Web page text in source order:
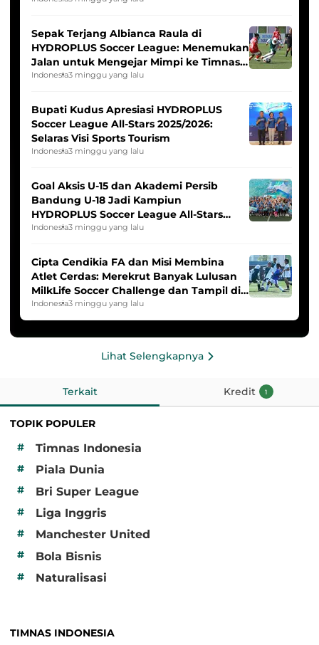
Sepak Terjang Albianca Raula di
HYDROPLUS Soccer League: Menemukan
Jalan untuk Mengejar Mimpi ke Timnas
Indonesia Putri
Indonesia3 minggu yang lalu
Bupati Kudus Apresiasi HYDROPLUS
Soccer League All-Stars 2025/2026:
Selaras Visi Sports Tourism
Indonesia3 minggu yang lalu
Goal Aksis U-15 dan Akademi Persib
Bandung U-18 Jadi Kampiun
HYDROPLUS Soccer League All-Stars
2025/2026
Indonesia3 minggu yang lalu
Cipta Cendikia FA dan Misi Membina
Atlet Cerdas: Merekrut Banyak Lulusan
MilkLife Soccer Challenge dan Tampil di
HYDROPLUS Soccer League
Indonesia3 minggu yang lalu
Lihat Selengkapnya
Terkait Kredit 1
TOPIK POPULER
#
Timnas Indonesia
# Piala Dunia
# Bri Super League
# Liga Inggris
# Manchester United
# Bola Bisnis
# Naturalisasi
TIMNAS INDONESIA